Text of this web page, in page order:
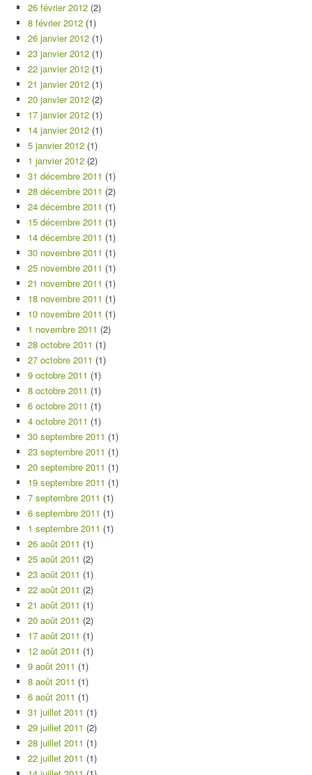
26 février 2012 (2)
8 février 2012 (1)
26 janvier 2012 (1)
23 janvier 2012 (1)
22 janvier 2012 (1)
21 janvier 2012 (1)
20 janvier 2012 (2)
17 janvier 2012 (1)
14 janvier 2012 (1)
5 janvier 2012 (1)
1 janvier 2012 (2)
31 décembre 2011 (1)
28 décembre 2011 (2)
24 décembre 2011 (1)
15 décembre 2011 (1)
14 décembre 2011 (1)
30 novembre 2011 (1)
25 novembre 2011 (1)
21 novembre 2011 (1)
18 novembre 2011 (1)
10 novembre 2011 (1)
1 novembre 2011 (2)
28 octobre 2011 (1)
27 octobre 2011 (1)
9 octobre 2011 (1)
8 octobre 2011 (1)
6 octobre 2011 (1)
4 octobre 2011 (1)
30 septembre 2011 (1)
23 septembre 2011 (1)
20 septembre 2011 (1)
19 septembre 2011 (1)
7 septembre 2011 (1)
6 septembre 2011 (1)
1 septembre 2011 (1)
26 août 2011 (1)
25 août 2011 (2)
23 août 2011 (1)
22 août 2011 (2)
21 août 2011 (1)
20 août 2011 (2)
17 août 2011 (1)
12 août 2011 (1)
9 août 2011 (1)
8 août 2011 (1)
6 août 2011 (1)
31 juillet 2011 (1)
29 juillet 2011 (2)
28 juillet 2011 (1)
22 juillet 2011 (1)